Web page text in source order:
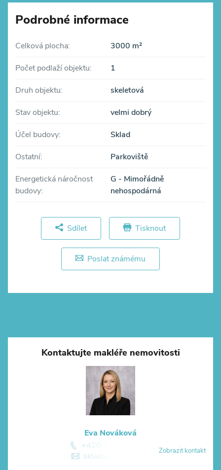
Podrobné informace
Celková plocha: 3000 m²
Počet podlaží objektu: 1
Druh objektu: skeletová
Stav objektu: velmi dobrý
Účel budovy: Sklad
Ostatní: Parkoviště
Energetická náročnost
budovy:
G - Mimořádně
nehospodárná
Sdílet Tisknout
Poslat známému
Kontaktujte makléře nemovitosti
Eva Nováková
+420 774 881 774
skladuj@skladuj.cz
Zobrazit kontakt